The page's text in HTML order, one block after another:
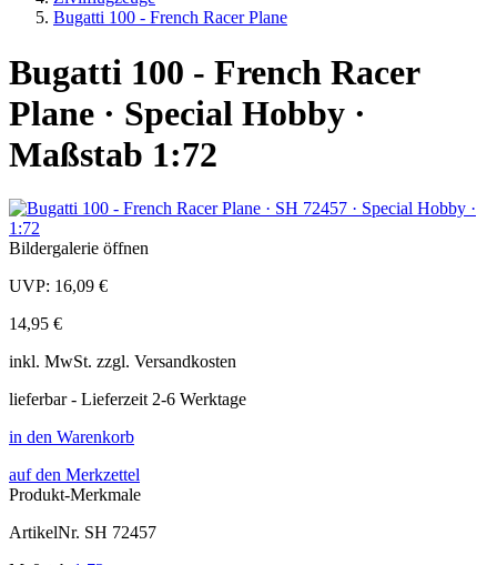
Bugatti 100 - French Racer Plane
Bugatti 100 - French Racer
Plane · Special Hobby ·
Maßstab 1:72
Bildergalerie öffnen
UVP: 16,09 €
14,95 €
inkl. MwSt. zzgl. Versandkosten
lieferbar - Lieferzeit 2-6 Werktage
in den Warenkorb
auf den Merkzettel
Produkt-Merkmale
ArtikelNr. SH 72457